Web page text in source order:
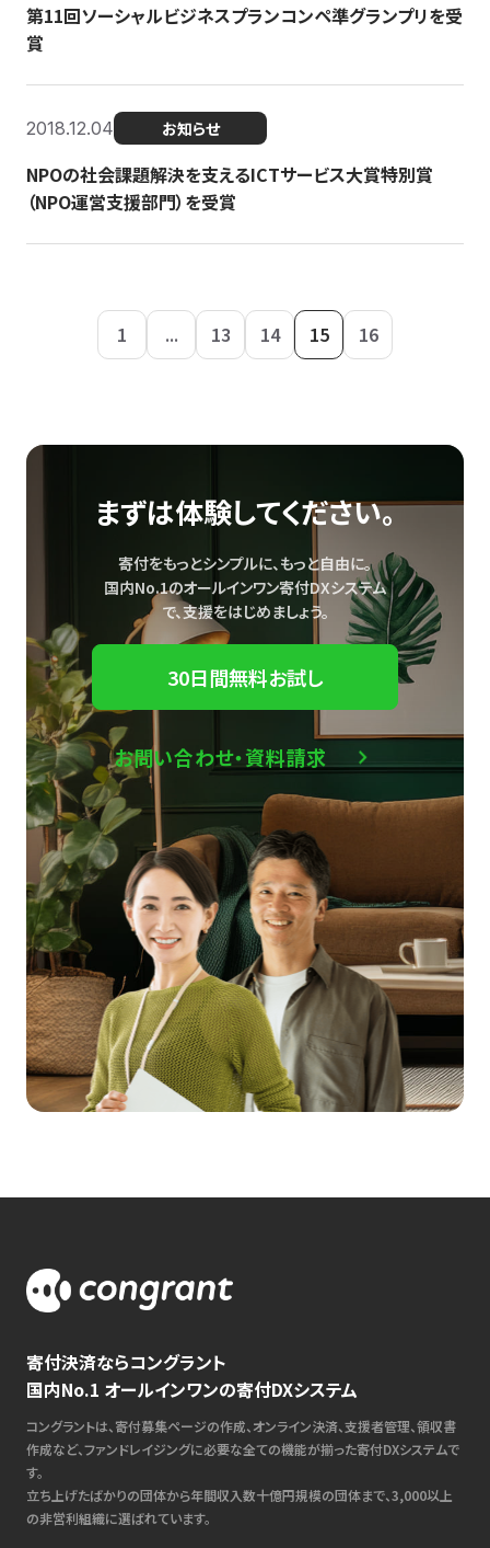
第11回ソーシャルビジネスプランコンペ準グランプリを受
賞
2018.12.04 お知らせ
NPOの社会課題解決を支えるICTサービス大賞特別賞
（NPO運営支援部門）を受賞
1 ... 13 14 15 16
まずは体験してください。
寄付をもっとシンプルに、もっと自由に。
国内No.1のオールインワン寄付DXシステム
で、支援をはじめましょう。
30日間無料お試し
お問い合わせ・資料請求
寄付決済ならコングラント
国内No.1 オールインワンの寄付DXシステム
コングラントは、寄付募集ページの作成、オンライン決済、支援者管理、領収書
作成など、ファンドレイジングに必要な全ての機能が揃った寄付DXシステムで
す。
立ち上げたばかりの団体から年間収入数十億円規模の団体まで、3,000以上
の非営利組織に選ばれています。